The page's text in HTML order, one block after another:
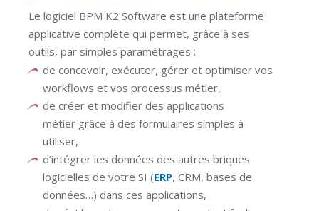
Le logiciel BPM K2 Software est une plateforme
applicative complète qui permet, grâce à ses
outils, par simples paramétrages :
de concevoir, exécuter, gérer et optimiser vos
workflows et vos processus métier,
de créer et modifier des applications
métier grâce à des formulaires simples à
utiliser,
d’intégrer les données des autres briques
logicielles de votre SI (ERP, CRM, bases de
données…) dans ces applications,